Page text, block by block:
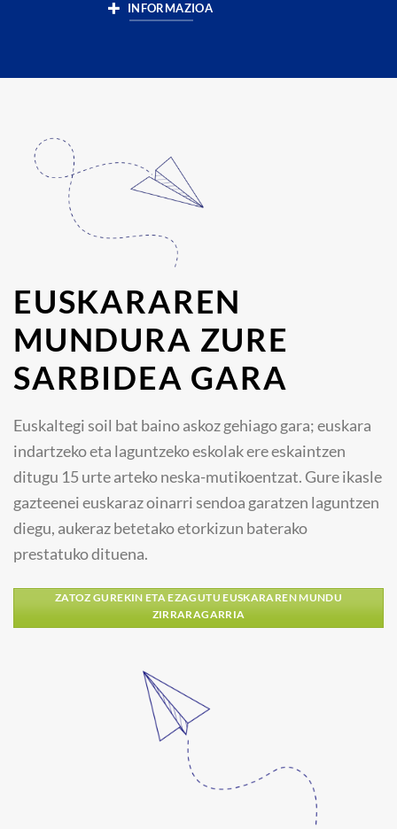
INFORMAZIOA
EUSKARAREN
MUNDURA ZURE
SARBIDEA GARA
Euskaltegi soil bat baino askoz gehiago gara; euskara
indartzeko eta laguntzeko eskolak ere eskaintzen
ditugu 15 urte arteko neska-mutikoentzat. Gure ikasle
gazteenei euskaraz oinarri sendoa garatzen laguntzen
diegu, aukeraz betetako etorkizun baterako
prestatuko dituena.
ZATOZ GUREKIN ETA EZAGUTU EUSKARAREN MUNDU
ZIRRARAGARRIA